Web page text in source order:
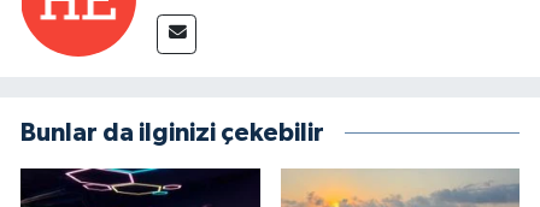
Bunlar da ilginizi çekebilir